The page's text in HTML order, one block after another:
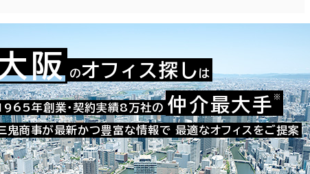
お問い合わせ番号： 009-00512
阪 のオフィス探し は
年創業・契約実績8万社の 仲介最大手 ※
鬼商事が最新かつ豊富な情報で 最適なオフィスをご提案